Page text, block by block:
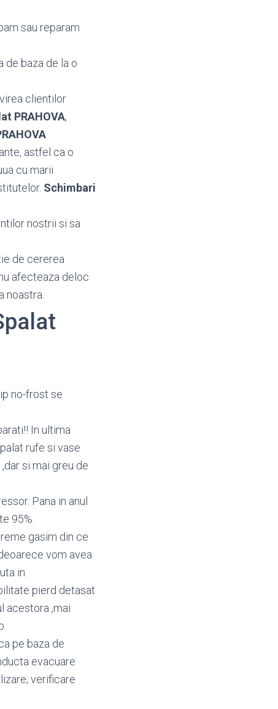
sau reparam
de baza de la o
clientilor
PRAHOVA,
astfel ca o
cu marii
Schimbari
nostrii si sa
de cererea
afecteaza deloc
noastra.
no-frost se
In ultima
rufe si vase
si mai greu de
Pana in anul
95%.
gasim din ce
vom avea
in
pierd detasat
acestora ,mai
pe baza de
evacuare
verificare